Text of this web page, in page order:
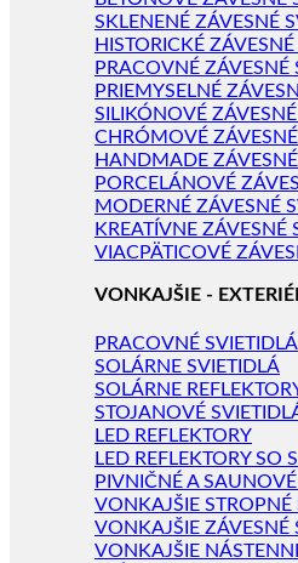
SKLENENÉ ZÁVESNÉ
HISTORICKÉ
PRACOVNÉ ZÁVESNÉ
PRIEMYSELNÉ
SILIKÓNOVÉ
CHRÓMOVÉ
HANDMADE
PORCELÁNOVÉ
MODERNÉ ZÁVESNÉ
KREATÍVNE ZÁVESNÉ
VIACPÄTICOVÉ
VONKAJŠIE -
PRACOVNÉ SVIETIDLÁ
SOLÁRNE SVIETIDLÁ
SOLÁRNE
STOJANOVÉ
LED REFLEKTORY
LED REFLEKTORY SO
PIVNIČNÉ A
VONKAJŠIE STROPNÉ
VONKAJŠIE ZÁVESNÉ
VONKAJŠIE